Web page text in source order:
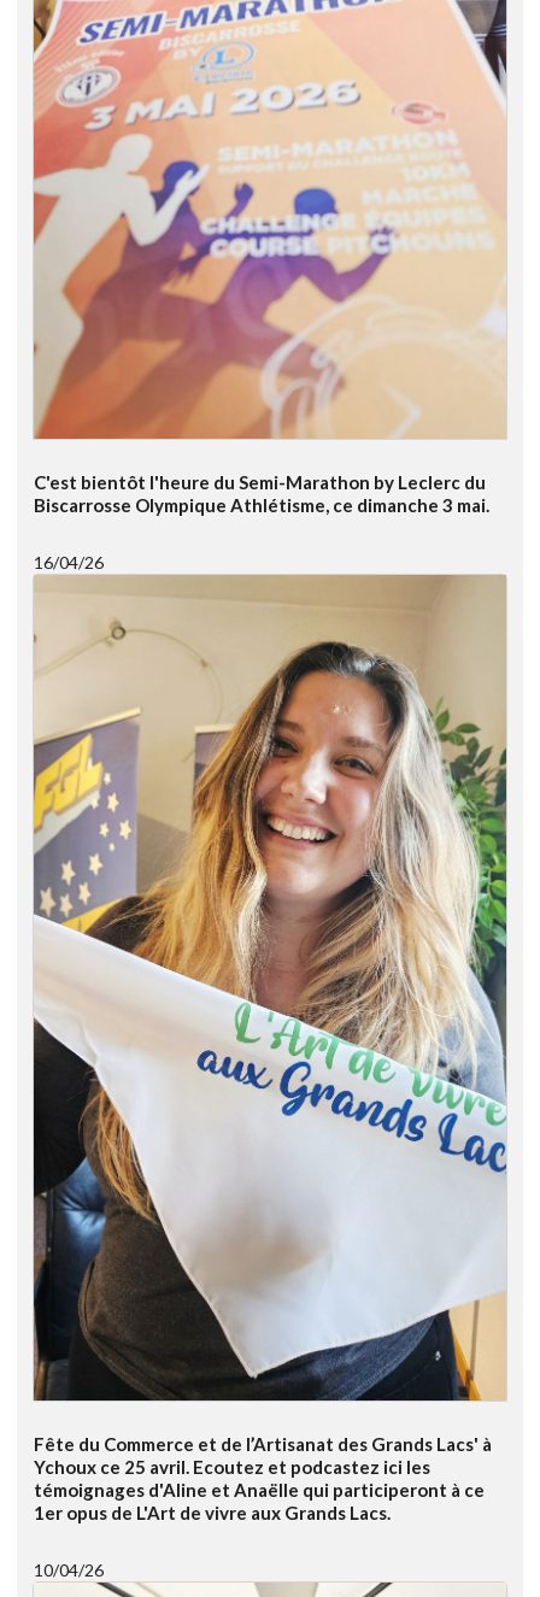
C'est bientôt l'heure du Semi-Marathon by Leclerc du
Biscarrosse Olympique Athlétisme, ce dimanche 3 mai.
16/04/26
Fête du Commerce et de l’Artisanat des Grands Lacs' à
Ychoux ce 25 avril. Ecoutez et podcastez ici les
témoignages d'Aline et Anaëlle qui participeront à ce
1er opus de L'Art de vivre aux Grands Lacs.
10/04/26